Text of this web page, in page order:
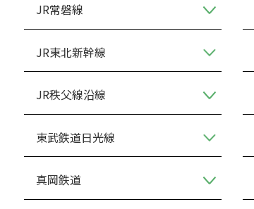
JR常磐線
JR東北新幹線
JR秩父線沿線
東武鉄道日光線
真岡鉄道